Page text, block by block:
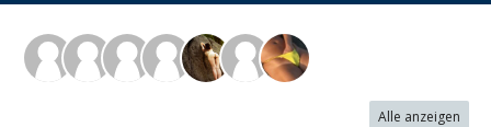
Alle anzeigen